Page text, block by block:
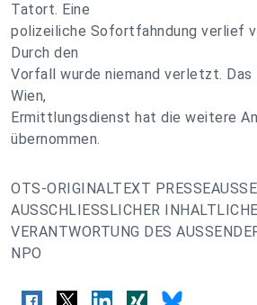
Tatort. Eine
polizeiliche Sofortfahndung verlief
Durch den
Vorfall wurde niemand verletzt. Das
Wien,
Ermittlungsdienst hat die weitere
übernommen.
OTS-ORIGINALTEXT
AUSSCHLIESSLICHER
VERANTWORTUNG DES
NPO